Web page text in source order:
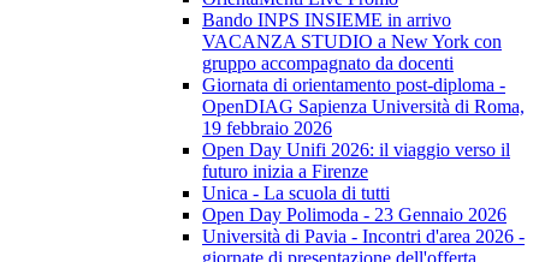
Bando INPS INSIEME in arrivo
VACANZA STUDIO a New York con
gruppo accompagnato da docenti
Giornata di orientamento post-diploma -
OpenDIAG Sapienza Università di Roma,
19 febbraio 2026
Open Day Unifi 2026: il viaggio verso il
futuro inizia a Firenze
Unica - La scuola di tutti
Open Day Polimoda - 23 Gennaio 2026
Università di Pavia - Incontri d'area 2026 -